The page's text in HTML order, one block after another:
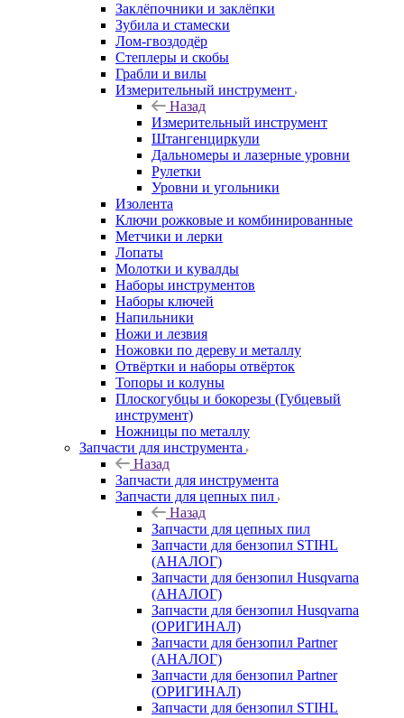
Заклёпочники и заклёпки
Зубила и стамески
Лом-гвоздодёр
Степлеры и скобы
Грабли и вилы
Измерительный инструмент
Назад
Измерительный инструмент
Штангенциркули
Дальномеры и лазерные уровни
Рулетки
Уровни и угольники
Изолента
Ключи рожковые и комбинированные
Метчики и лерки
Лопаты
Молотки и кувалды
Наборы инструментов
Наборы ключей
Напильники
Ножи и лезвия
Ножовки по дереву и металлу
Отвёртки и наборы отвёрток
Топоры и колуны
Плоскогубцы и бокорезы (Губцевый
инструмент)
Ножницы по металлу
Запчасти для инструмента
Назад
Запчасти для инструмента
Запчасти для цепных пил
Назад
Запчасти для цепных пил
Запчасти для бензопил STIHL
(АНАЛОГ)
Запчасти для бензопил Husqvarna
(АНАЛОГ)
Запчасти для бензопил Husqvarna
(ОРИГИНАЛ)
Запчасти для бензопил Partner
(АНАЛОГ)
Запчасти для бензопил Partner
(ОРИГИНАЛ)
Запчасти для бензопил STIHL